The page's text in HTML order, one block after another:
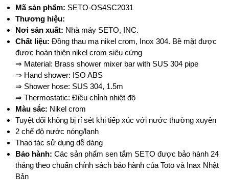
Mã sản phẩm: SETO-OS4SC2031
Thương hiệu:
Nơi sản xuất: Nhà máy SETO, INC.
Chất liệu: Đồng thau mạ nikel crom, Inox 304. Bề mặt được
được hoàn thiện nikel crom siêu cứng
⇒ Material: Brass shower mixer bar with SUS 304 pipe
⇒ Hand shower: ISO ABS
⇒ Shower hose: SUS 304, 1.5m
⇒ Thermostatic: Điều chỉnh nhiệt độ
Màu sắc: Nikel crom
Tuyệt đối không bị rỉ sét khi tiếp xúc với nước thường xuyên
2 chế độ nước nóng/lạnh
Thao tác sử dụng dễ dàng
Bảo hành: Các sản phẩm sen tắm SETO được bảo hành 24
tháng theo chuẩn chính sách bảo hành của Toto và Inax Nhật
Bản